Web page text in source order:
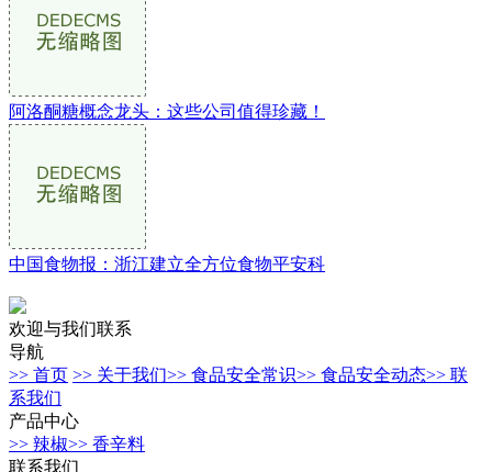
阿洛酮糖概念龙头：这些公司值得珍藏！
中国食物报：浙江建立全方位食物平安科
欢迎与我们联系
导航
>> 首页 >> 关于我们>> 食品安全常识>> 食品安全动态>> 联
系我们
产品中心
>> 辣椒>> 香辛料
联系我们